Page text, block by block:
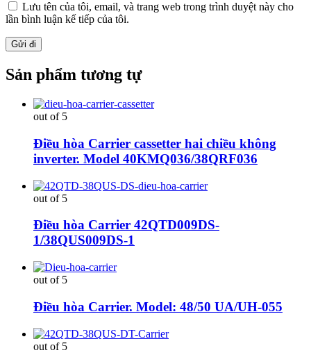
Lưu tên của tôi, email, và trang web trong trình duyệt này cho
lần bình luận kế tiếp của tôi.
Sản phẩm tương tự
out of 5
Điều hòa Carrier cassetter hai chiều không
inverter. Model 40KMQ036/38QRF036
out of 5
Điều hòa Carrier 42QTD009DS-
1/38QUS009DS-1
out of 5
Điều hòa Carrier. Model: 48/50 UA/UH-055
out of 5